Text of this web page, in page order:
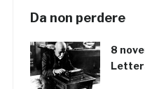
Da non perdere
8